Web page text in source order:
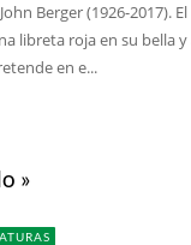
Berger (1926-2017).
libreta roja en su bella
en e...
»